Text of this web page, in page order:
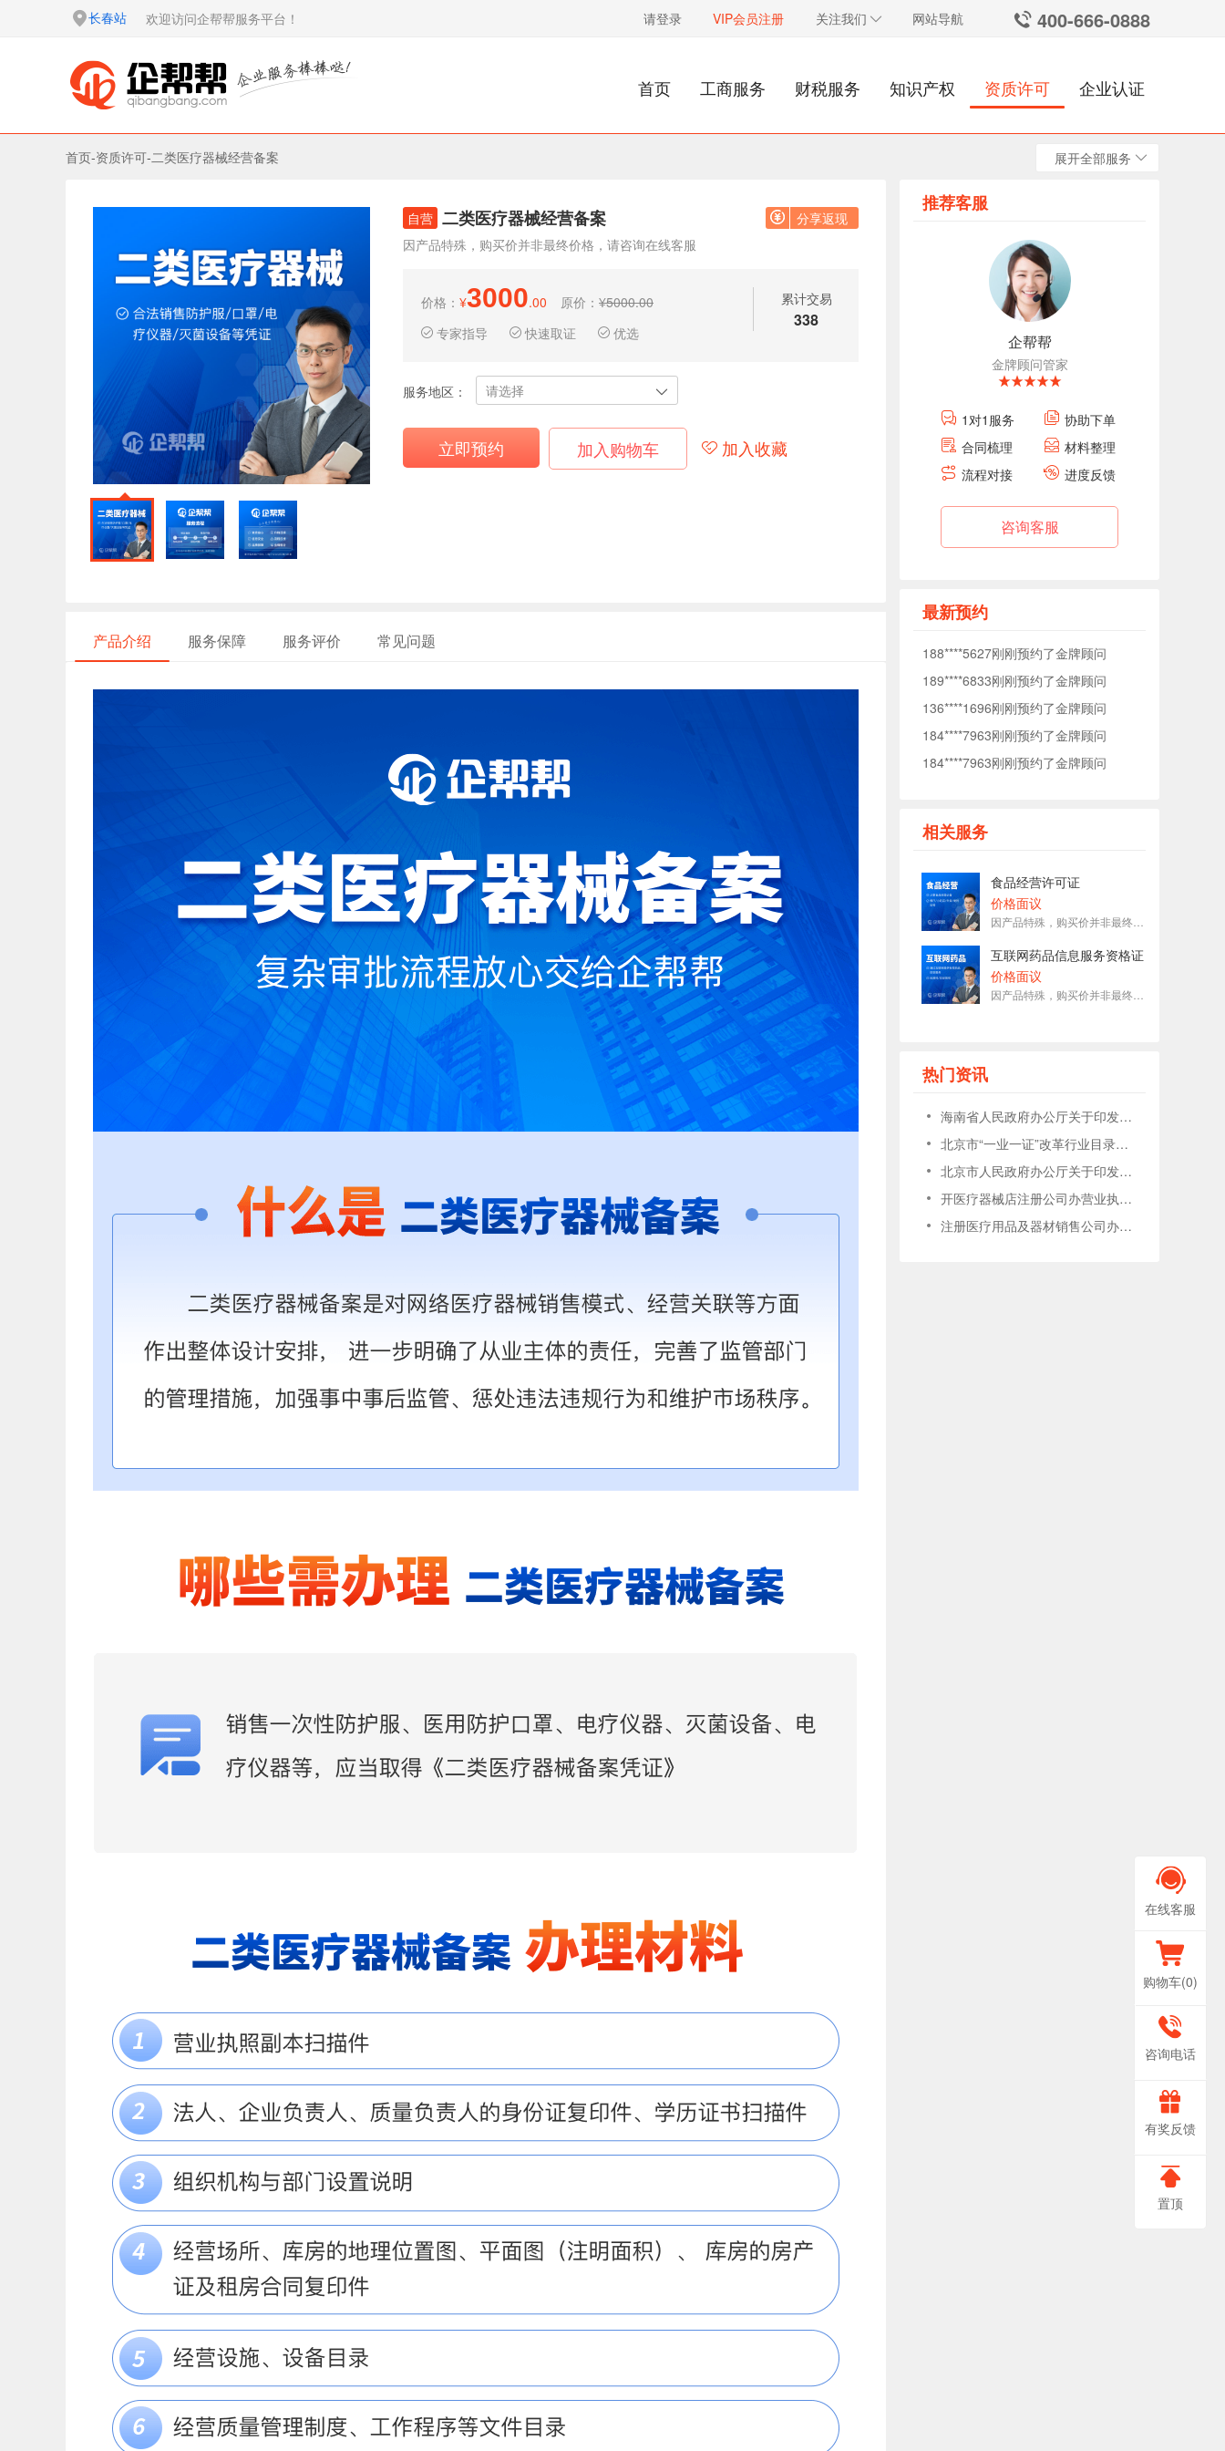
在线客服
购物车(0)
400-
666-
0888
咨询电话
有奖反馈
置顶
长春站 欢迎访问企帮帮服务平台！ 请登录 VIP会员注册 关注我们 网站导航 400-666-0888
首页 工商服务 财税服务 知识产权 资质许可 企业认证
首页-资质许可-二类医疗器械经营备案 展开全部服务
自营 二类医疗器械经营备案
分享返现
因产品特殊，购买价并非最终价格，请咨询在线客服
累计交易
338
价格： ¥3000.00 原价： ¥5000.00
专家指导
快速取证 优选
服务地区： 请选择
立即预约 加入购物车 加入收藏
产品介绍 服务保障 服务评价 常见问题
推荐客服
企帮帮
金牌顾问管家
1对1服务
协助下单
合同梳理
材料整理
流程对接
进度反馈
咨询客服
最新预约
184****7963刚刚预约了金牌顾问
184****7963刚刚预约了金牌顾问
176****5372刚刚预约了金牌顾问
177****1509刚刚预约了金牌顾问
153****3093刚刚预约了金牌顾问
188****5627刚刚预约了金牌顾问
189****6833刚刚预约了金牌顾问
136****1696刚刚预约了金牌顾问
184****7963刚刚预约了金牌顾问
184****7963刚刚预约了金牌顾问
138****0040刚刚预约了金牌顾问
153****7575刚刚预约了金牌顾问
153****3093刚刚预约了金牌顾问
188****5627刚刚预约了金牌顾问
189****6833刚刚预约了金牌顾问
136****1696刚刚预约了金牌顾问
相关服务
食品经营许可证
价格面议
互联网药品信息服务资格证
价格面议
热门资讯
海南省人民政府办公厅关于印发《关于落实进一步优化营商环境 更好服务市场主体实 施意见的措施》的通知
北京市“一业一证”改革行业目录（2023年版）
北京市人民政府办公厅关于印发《北京市推广“一业一证”改革实施方案》的通知
开医疗器械店注册公司办营业执照怎么写经营范围
注册医疗用品及器材销售公司办营业执照怎么写经营范围